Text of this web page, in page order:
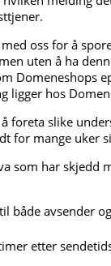
oss for å
uten å ha
Domeneshops
ligger hos
foreta slike
for mange uker
som har
både avsender
etter